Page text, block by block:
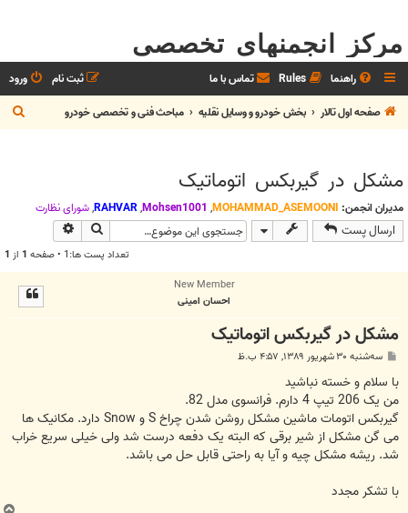
مرکز انجمنهای تخصصی
راهنما Rules تماس با ما ورود
ثبت نام
صفحه اول تالار
بخش خودرو و وسايل نقليه مباحث فنی و تخصصی خودرو
س
مشکل در گیربکس اتوماتیک
مدیران انجمن: MOHAMMAD_ASEMOONI
,
Mohsen1001
,
RAHVAR
,شوراي نظارت
ارسال پست جستجو
تعداد پست ها:1 • صفحه 1 از 1
New Member
احسان امینی
مشکل در گیربکس اتوماتیک
ت
سه‌شنبه ۳۰ شهریور ۱۳۸۹, ۴:۵۷ ب.ظ
با سلام و خسته نباشید
من یک 206 تیپ 4 دارم. فرانسوی مدل 82.
گیربکس اتومات ماشین مشکل روشن شدن چراخ S و Snow دارد. مکانیک ها
می گن مشکل از شیر برقی که البته یک دفعه درست شد ولی خیلی سریع خراب
شد. ریشه مشکل چیه و آیا به راحتی قابل حل می باشد.
با تشکر مجدد